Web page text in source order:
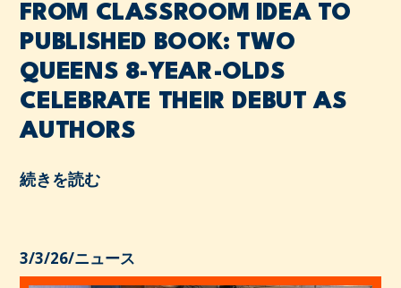
FROM CLASSROOM IDEA TO
PUBLISHED BOOK: TWO
QUEENS 8-YEAR-OLDS
CELEBRATE THEIR DEBUT AS
AUTHORS
続きを読む
3/3/26/ニュース